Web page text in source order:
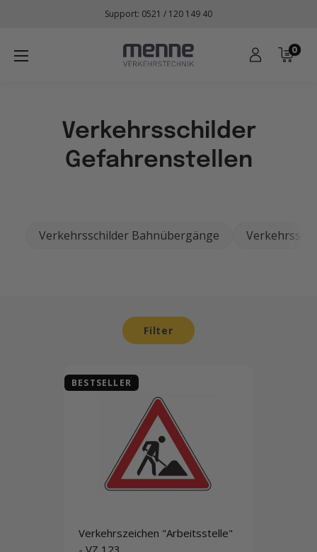
Inhalt
Support: 0521 / 120 149 40
Menne
0
Verkehrsschilder
Gefahrenstellen
Verkehrsschilder Bahnübergänge
Filter
BESTSELLER
Verkehrszeichen "Arbeitsstelle"
- VZ 123